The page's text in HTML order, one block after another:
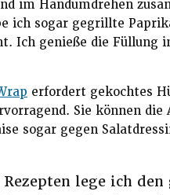
im Handumdrehen
ich sogar gegrillte
Ich genieße die Füllung
erfordert gekochtes
Sie können
sogar gegen
lege ich